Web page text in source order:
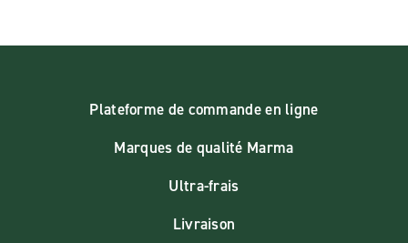
Plateforme de commande en ligne
Marques de qualité Marma
Ultra-frais
Livraison